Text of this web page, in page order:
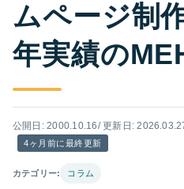
ムページ制
年実績の
公開日: 2000.10.16/ 更新日:
4ヶ月前に最終更新
カテゴリー: コラム